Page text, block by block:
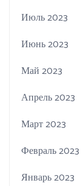
Июль 2023
Июнь 2023
Май 2023
Апрель 2023
Март 2023
Февраль 2023
Январь 2023